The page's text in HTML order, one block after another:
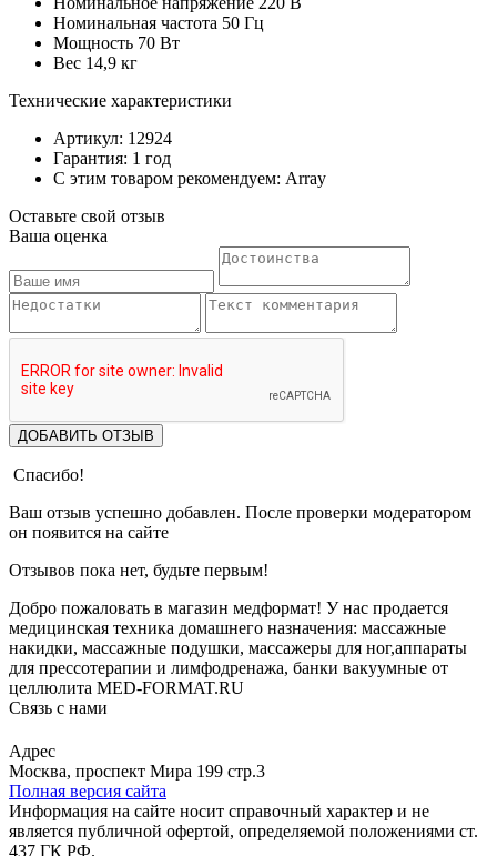
Номинальная частота 50 Гц
Мощность 70 Вт
Вес 14,9 кг
Технические характеристики
Артикул: 12924
Гарантия: 1 год
С этим товаром рекомендуем: Array
Оставьте свой отзыв
Ваша оценка
ДОБАВИТЬ ОТЗЫВ
Спасибо!
Ваш отзыв успешно добавлен. После проверки модератором
он появится на сайте
Отзывов пока нет, будьте первым!
Добро пожаловать в магазин медформат! У нас продается
медицинская техника домашнего назначения: массажные
накидки, массажные подушки, массажеры для ног,аппараты
для прессотерапии и лимфодренажа, банки вакуумные от
целлюлита MED-FORMAT.RU
Связь с нами
Адрес
Москва, проспект Мира 199 стр.3
Полная версия сайта
Информация на сайте носит справочный характер и не
является публичной офертой, определяемой положениями ст.
437 ГК РФ.